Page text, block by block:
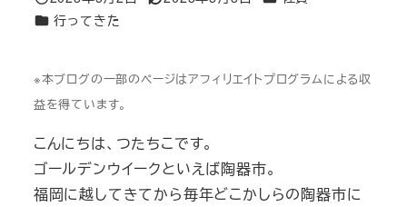
投稿日 更新日
カテゴリー
行ってきた
※本ブログの一部のページはアフィリエイトプログラムによる収
益を得ています。
こんにちは、つたちこです。
ゴールデンウイークといえば陶器市。
福岡に越してきてから毎年どこかしらの陶器市に